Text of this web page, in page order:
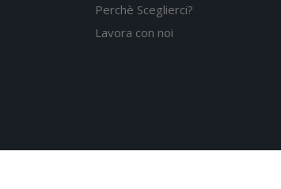
Perchè Sceglierci?
Lavora con noi